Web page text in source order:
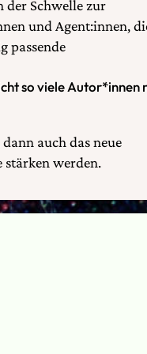
der Schwelle zur
und Agent:innen,
passende
so viele Autor*innen
auch das neue
stärken werden.